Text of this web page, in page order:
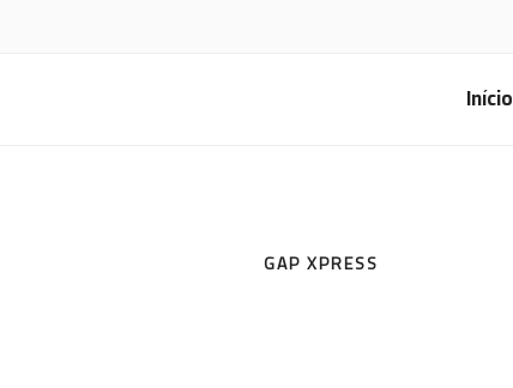
GINÁSIOInício
GAP XPRESS